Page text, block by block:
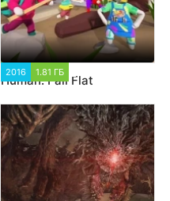
2016 1.81 ГБ
Human: Fall Flat